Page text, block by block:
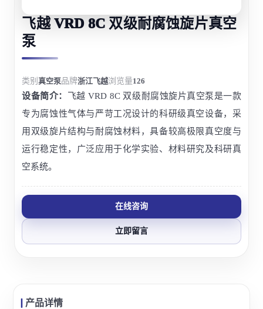
飞越 VRD 8C 双级耐腐蚀旋片真空
泵
类别真空泵品牌浙江飞越浏览量126
设备简介： 飞越 VRD 8C 双级耐腐蚀旋片真空泵是一款
专为腐蚀性气体与严苛工况设计的科研级真空设备，采
用双级旋片结构与耐腐蚀材料，具备较高极限真空度与
运行稳定性，广泛应用于化学实验、材料研究及科研真
空系统。
在线咨询
立即留言
产品详情